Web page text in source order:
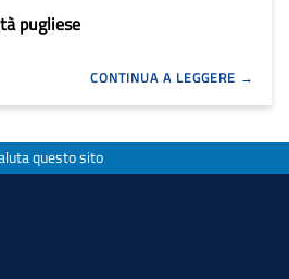
pugliese
CONTINUA A LEGGERE
questo sito